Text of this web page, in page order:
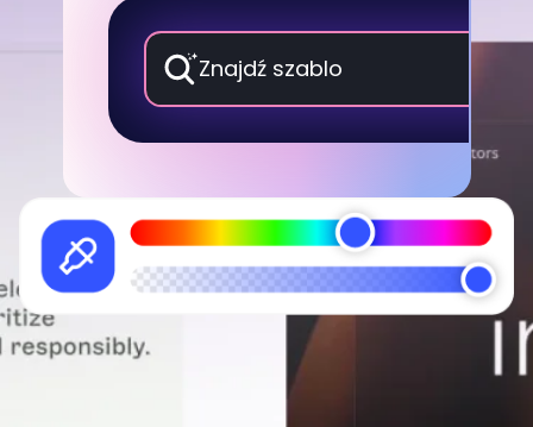
Znajdź szablon